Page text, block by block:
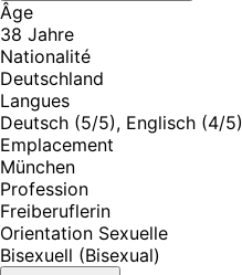
Âge
38 Jahre
Nationalité
Deutschland
Langues
Deutsch (5/5), Englisch (4/5)
Emplacement
München
Profession
Freiberuflerin
Orientation Sexuelle
Bisexuell (Bisexual)